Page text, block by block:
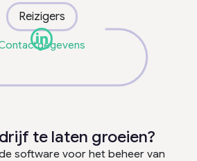
Reizigers
te laten groeien?
software voor het beheer van